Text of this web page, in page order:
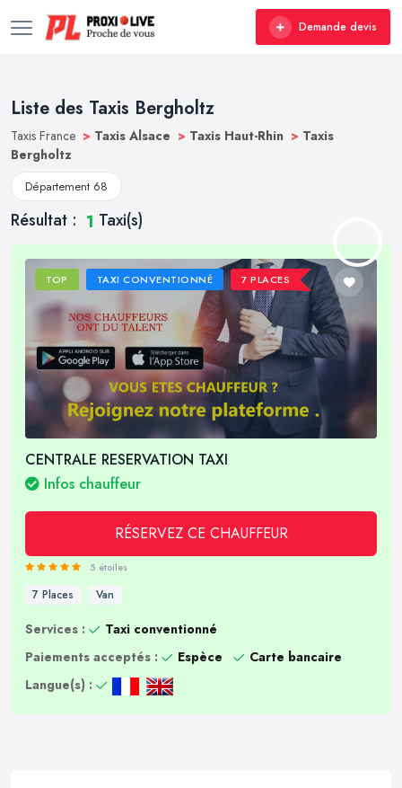
Demande devis
Liste des Taxis Bergholtz
Taxis France > Taxis Alsace > Taxis Haut-Rhin > Taxis
Bergholtz
Département 68
Résultat : 1 Taxi(s)
TOP TAXI CONVENTIONNÉ 7 PLACES
CENTRALE RESERVATION TAXI
Infos chauffeur
RÉSERVEZ CE CHAUFFEUR
5 étoiles
7 Places Van
Services :
Taxi conventionné
Paiements acceptés :
Espèce
Carte bancaire
Langue(s) :